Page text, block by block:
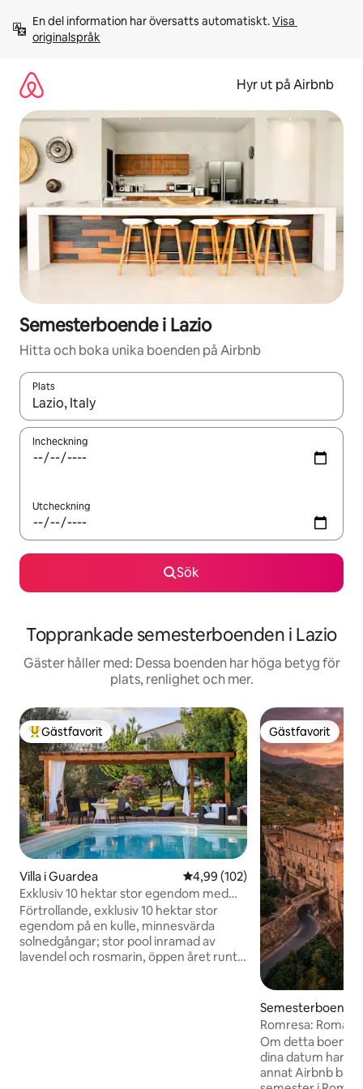
innehåll
En del information har översatts automatiskt. Visa
originalspråk
Hyr ut på Airbnb
Semesterboende i Lazio
Hitta och boka unika boenden på Airbnb
Plats
När resultaten är tillgängliga kan du navigera med upp- och
Incheckning
Utcheckning
Sök
Topprankade semesterboenden i Lazio
Gäster håller med: Dessa boenden har höga betyg för
plats, renlighet och mer.
Populär gästfavorit
Gästfavorit
Villa i Guardea 4,99 av 5 i genomsnittligt
4,99 (102)
Exklusiv 10 hektar stor egendom med
pool och olivlund!
Förtrollande, exklusiv 10 hektar stor
egendom på en kulle, minnesvärda
solnedgångar; stor pool inramad av
lavendel och rosmarin, öppen året runt.
Gästfavorit
Gästfavorit
Semesterboende
gorio da Sassola
Romresa:
sovrum i slottets
Om detta
dina datum har
annat Airbnb bara